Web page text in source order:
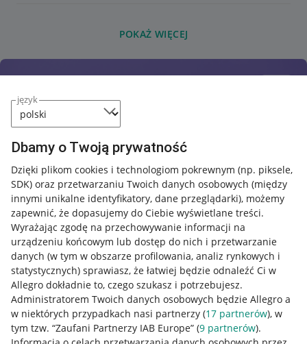
język
Dbamy o Twoją prywatność
Dzięki plikom cookies i technologiom pokrewnym (np. piksele,
SDK) oraz przetwarzaniu Twoich danych osobowych (między
innymi unikalne identyfikatory, dane przeglądarki), możemy
zapewnić, że dopasujemy do Ciebie wyświetlane treści.
Wyrażając zgodę na przechowywanie informacji na
urządzeniu końcowym lub dostęp do nich i przetwarzanie
danych (w tym w obszarze profilowania, analiz rynkowych i
statystycznych) sprawiasz, że łatwiej będzie odnaleźć Ci w
Allegro dokładnie to, czego szukasz i potrzebujesz.
Administratorem Twoich danych osobowych będzie Allegro a
w niektórych przypadkach nasi partnerzy (17 partnerów), w
tym tzw. “Zaufani Partnerzy IAB Europe” (9 partnerów).
POKAŻ WIĘCEJ